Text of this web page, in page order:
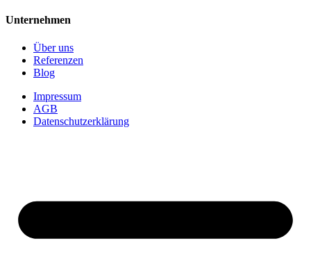
Unternehmen
Über uns
Referenzen
Blog
Impressum
AGB
Datenschutzerklärung